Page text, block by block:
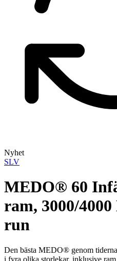
Nyhet
SLV
MEDO® 60
ram, 3000/
run
Den bästa MEDO® genom
i fyra olika storlekar, inklusive